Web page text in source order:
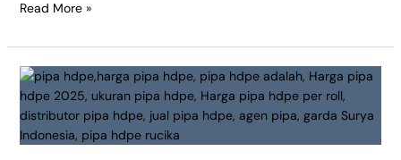
Read More »
Harga
Pipa
HDPE
Terbaru